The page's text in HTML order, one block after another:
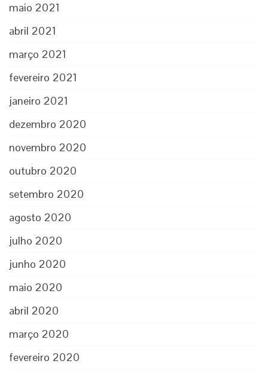
maio 2021
abril 2021
março 2021
fevereiro 2021
janeiro 2021
dezembro 2020
novembro 2020
outubro 2020
setembro 2020
agosto 2020
julho 2020
junho 2020
maio 2020
abril 2020
março 2020
fevereiro 2020